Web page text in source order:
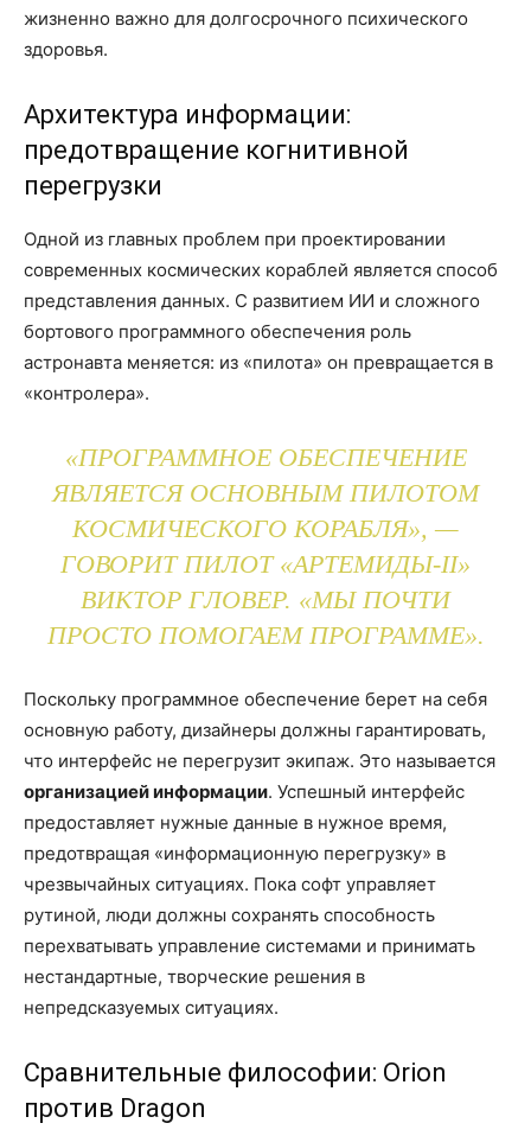
жизненно важно для долгосрочного психического
здоровья.
Архитектура информации:
предотвращение когнитивной
перегрузки
Одной из главных проблем при проектировании
современных космических кораблей является способ
представления данных. С развитием ИИ и сложного
бортового программного обеспечения роль
астронавта меняется: из «пилота» он превращается в
«контролера».
«ПРОГРАММНОЕ ОБЕСПЕЧЕНИЕ
ЯВЛЯЕТСЯ ОСНОВНЫМ ПИЛОТОМ
КОСМИЧЕСКОГО КОРАБЛЯ», —
ГОВОРИТ ПИЛОТ «АРТЕМИДЫ-II»
ВИКТОР ГЛОВЕР. «МЫ ПОЧТИ
ПРОСТО ПОМОГАЕМ ПРОГРАММЕ».
Поскольку программное обеспечение берет на себя
основную работу, дизайнеры должны гарантировать,
что интерфейс не перегрузит экипаж. Это называется
организацией информации. Успешный интерфейс
предоставляет нужные данные в нужное время,
предотвращая «информационную перегрузку» в
чрезвычайных ситуациях. Пока софт управляет
рутиной, люди должны сохранять способность
перехватывать управление системами и принимать
нестандартные, творческие решения в
непредсказуемых ситуациях.
Сравнительные философии: Orion
против Dragon